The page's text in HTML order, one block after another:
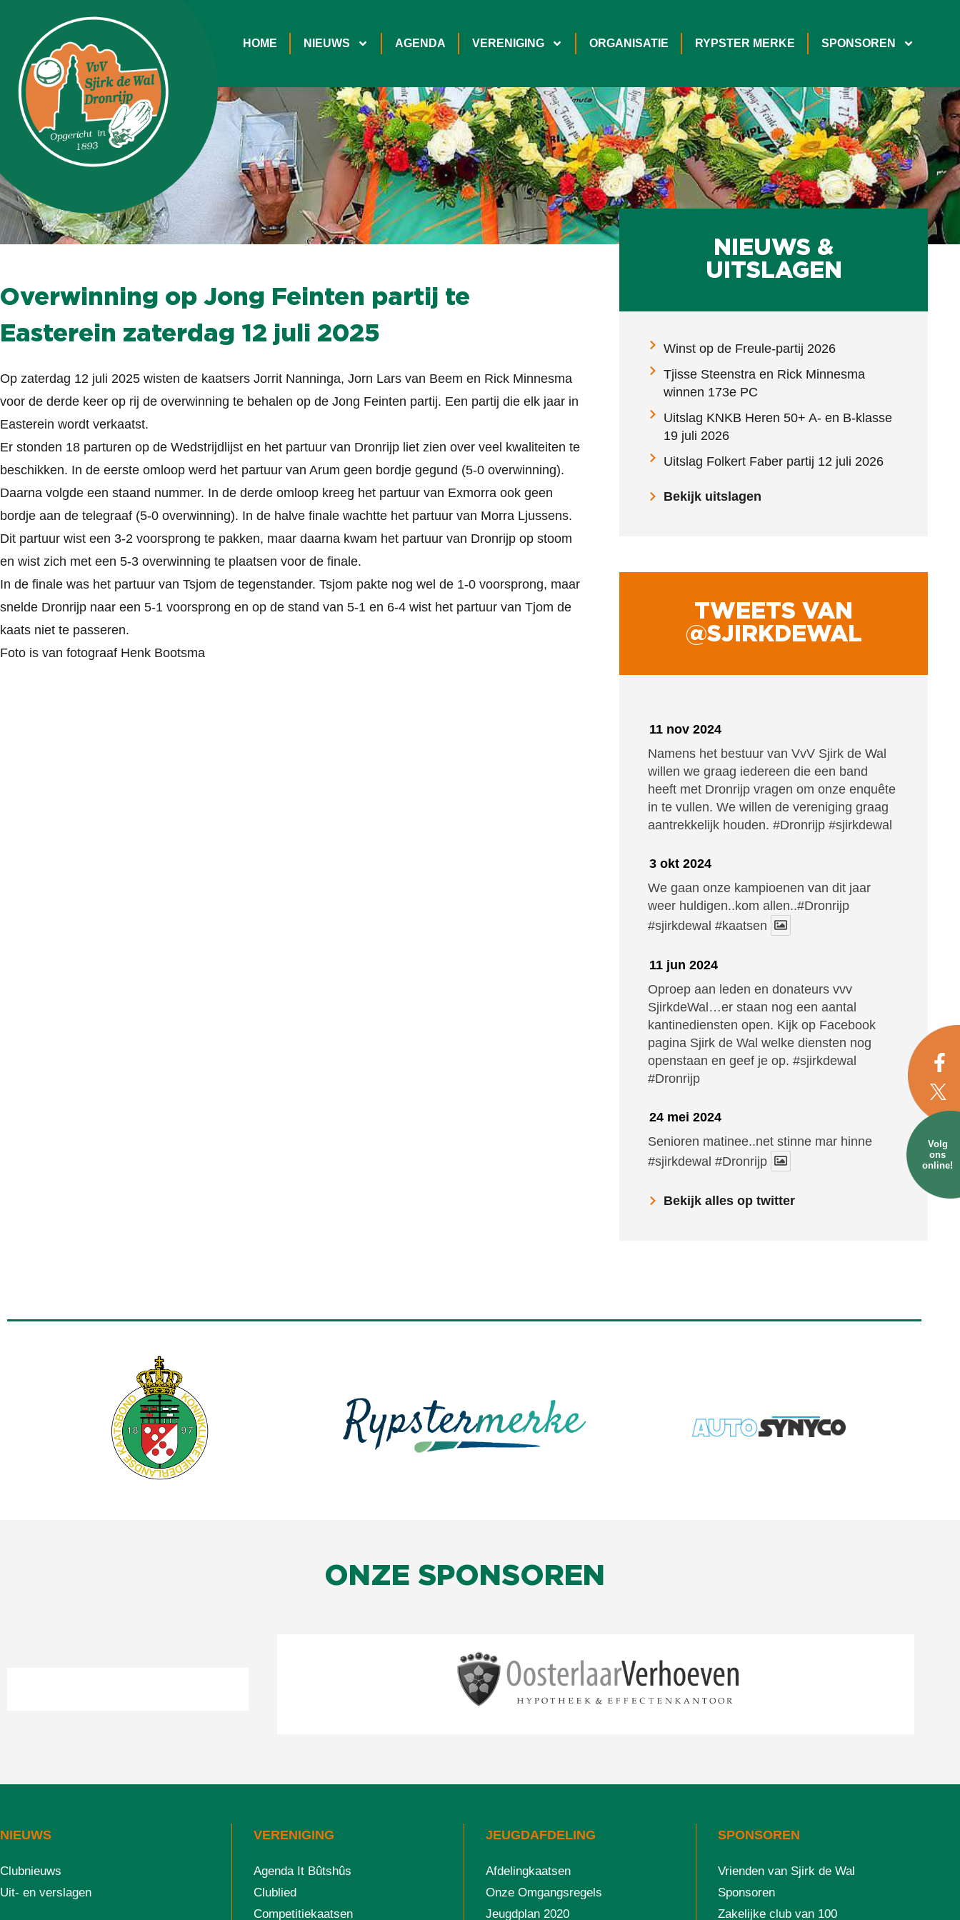
HOME NIEUWS AGENDA VERENIGING ORGANISATIE RYPSTER MERKE SPONSOREN
Overwinning op Jong Feinten partij te
Easterein zaterdag 12 juli 2025
Op zaterdag 12 juli 2025 wisten de kaatsers Jorrit Nanninga, Jorn Lars van Beem en Rick Minnesma
voor de derde keer op rij de overwinning te behalen op de Jong Feinten partij. Een partij die elk jaar in
Easterein wordt verkaatst.
Er stonden 18 parturen op de Wedstrijdlijst en het partuur van Dronrijp liet zien over veel kwaliteiten te
beschikken. In de eerste omloop werd het partuur van Arum geen bordje gegund (5-0 overwinning).
Daarna volgde een staand nummer. In de derde omloop kreeg het partuur van Exmorra ook geen
bordje aan de telegraaf (5-0 overwinning). In de halve finale wachtte het partuur van Morra Ljussens.
Dit partuur wist een 3-2 voorsprong te pakken, maar daarna kwam het partuur van Dronrijp op stoom
en wist zich met een 5-3 overwinning te plaatsen voor de finale.
In de finale was het partuur van Tsjom de tegenstander. Tsjom pakte nog wel de 1-0 voorsprong, maar
snelde Dronrijp naar een 5-1 voorsprong en op de stand van 5-1 en 6-4 wist het partuur van Tjom de
kaats niet te passeren.
Foto is van fotograaf Henk Bootsma
NIEUWS &
UITSLAGEN
Winst op de Freule-partij 2026
Tjisse Steenstra en Rick Minnesma
winnen 173e PC
Uitslag KNKB Heren 50+ A- en B-klasse
19 juli 2026
Uitslag Folkert Faber partij 12 juli 2026
Bekijk uitslagen
TWEETS VAN
@SJIRKDEWAL
11 nov 2024
Namens het bestuur van VvV Sjirk de Wal
willen we graag iedereen die een band
heeft met Dronrijp vragen om onze enquête
in te vullen. We willen de vereniging graag
aantrekkelijk houden. #Dronrijp #sjirkdewal
3 okt 2024
We gaan onze kampioenen van dit jaar
weer huldigen..kom allen..#Dronrijp
#sjirkdewal #kaatsen
11 jun 2024
Oproep aan leden en donateurs vvv
SjirkdeWal…er staan nog een aantal
kantinediensten open. Kijk op Facebook
pagina Sjirk de Wal welke diensten nog
openstaan en geef je op. #sjirkdewal
#Dronrijp
24 mei 2024
Senioren matinee..net stinne mar hinne
#sjirkdewal #Dronrijp
Bekijk alles op twitter
ONZE SPONSOREN
NIEUWS
Clubnieuws
Uit- en verslagen
VERENIGING
Agenda It Bûtshûs
Clublied
Competitiekaatsen
JEUGDAFDELING
Afdelingkaatsen
Onze Omgangsregels
Jeugdplan 2020
SPONSOREN
Vrienden van Sjirk de Wal
Sponsoren
Zakelijke club van 100
Volg
ons
online!